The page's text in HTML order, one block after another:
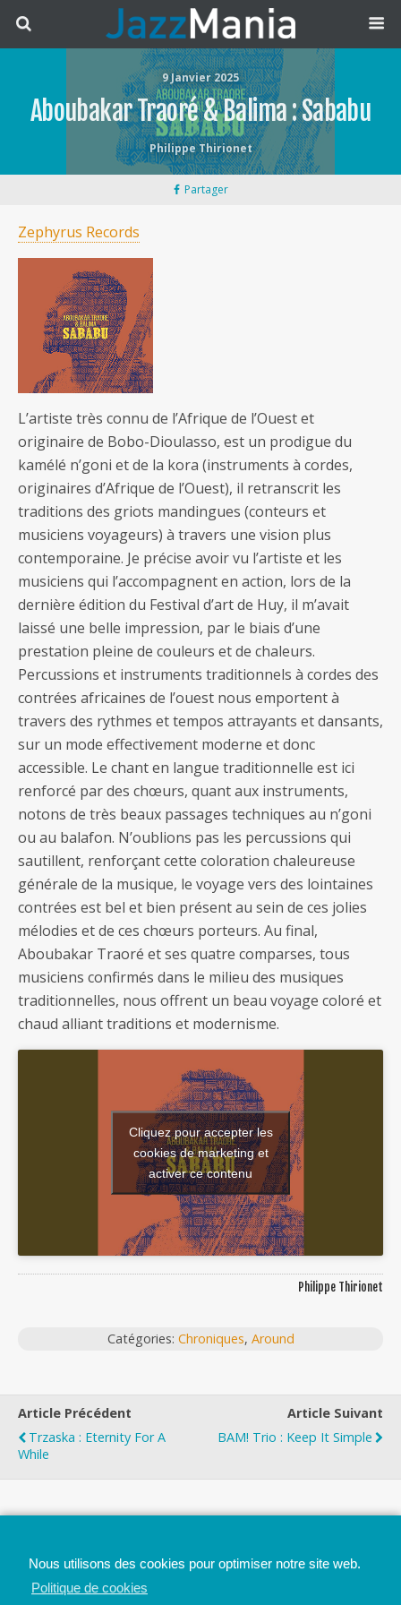
9 Janvier 2025
Aboubakar Traoré & Balima : Sababu
Philippe Thirionet
Partager
Zephyrus Records
L’artiste très connu de l’Afrique de l’Ouest et
originaire de Bobo-Dioulasso, est un prodigue du
kamélé n’goni et de la kora (instruments à cordes,
originaires d’Afrique de l’Ouest), il retranscrit les
traditions des griots mandingues (conteurs et
musiciens voyageurs) à travers une vision plus
contemporaine. Je précise avoir vu l’artiste et les
musiciens qui l’accompagnent en action, lors de la
dernière édition du Festival d’art de Huy, il m’avait
laissé une belle impression, par le biais d’une
prestation pleine de couleurs et de chaleurs.
Percussions et instruments traditionnels à cordes des
contrées africaines de l’ouest nous emportent à
travers des rythmes et tempos attrayants et dansants,
sur un mode effectivement moderne et donc
accessible. Le chant en langue traditionnelle est ici
renforcé par des chœurs, quant aux instruments,
notons de très beaux passages techniques au n’goni
ou au balafon. N’oublions pas les percussions qui
sautillent, renforçant cette coloration chaleureuse
générale de la musique, le voyage vers des lointaines
contrées est bel et bien présent au sein de ces jolies
mélodies et de ces chœurs porteurs. Au final,
Aboubakar Traoré et ses quatre comparses, tous
musiciens confirmés dans le milieu des musiques
traditionnelles, nous offrent un beau voyage coloré et
chaud alliant traditions et modernisme.
Cliquez pour accepter les
cookies de marketing et
activer ce contenu
Philippe Thirionet
Catégories: Chroniques, Around
Article Précédent
Trzaska : Eternity For A
While
Article Suivant
BAM! Trio : Keep It Simple
Nous utilisons des cookies pour optimiser notre site web.
Politique de cookies